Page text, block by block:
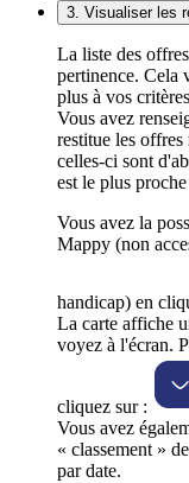
3. Visualiser les
La liste des
pertinence. Cela
plus à vos critères
Vous avez
restitue les
celles-ci sont
est le plus
Vous avez la
Mappy (non
handicap) en
La carte affiche
voyez à l'écran.
cliquez sur :
Vous avez
« classement »
par date.